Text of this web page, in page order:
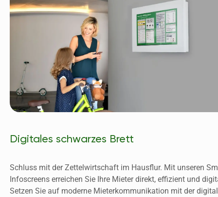
Digitales schwarzes Brett
Schluss mit der Zettelwirtschaft im Hausflur. Mit unseren
Infoscreens erreichen Sie Ihre Mieter direkt, effizient und
Setzen Sie auf moderne Mieterkommunikation mit der